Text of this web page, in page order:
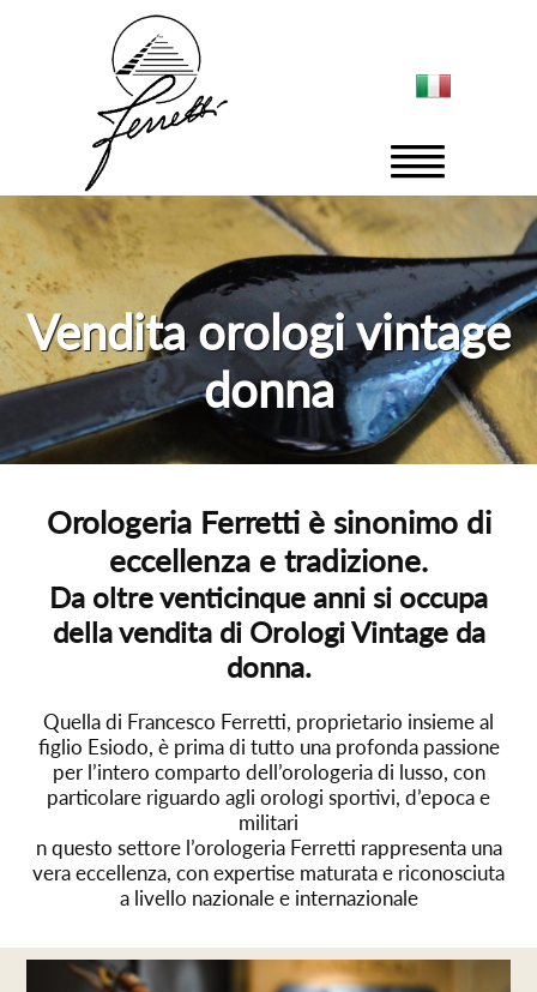
Vendita orologi vintage
donna
Orologeria Ferretti è sinonimo di
eccellenza e tradizione.
Da oltre venticinque anni si occupa
della vendita di Orologi Vintage da
donna.
Quella di Francesco Ferretti, proprietario insieme al
figlio Esiodo, è prima di tutto una profonda passione
per l’intero comparto dell’orologeria di lusso, con
particolare riguardo agli orologi sportivi, d’epoca e
militari
n questo settore l’orologeria Ferretti rappresenta una
vera eccellenza, con expertise maturata e riconosciuta
a livello nazionale e internazionale